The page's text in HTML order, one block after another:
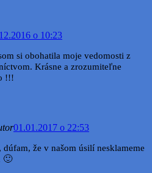
o 10:23
si obohatila moje vedomosti z
Krásne a zrozumiteľne
!!!
01.01.2017 o 22:53
že v našom úsilí nesklameme
🙂